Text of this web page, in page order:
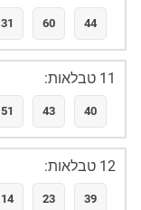
31 60 44
11 טבלאות:
51 43 40
12 טבלאות:
14 23 39